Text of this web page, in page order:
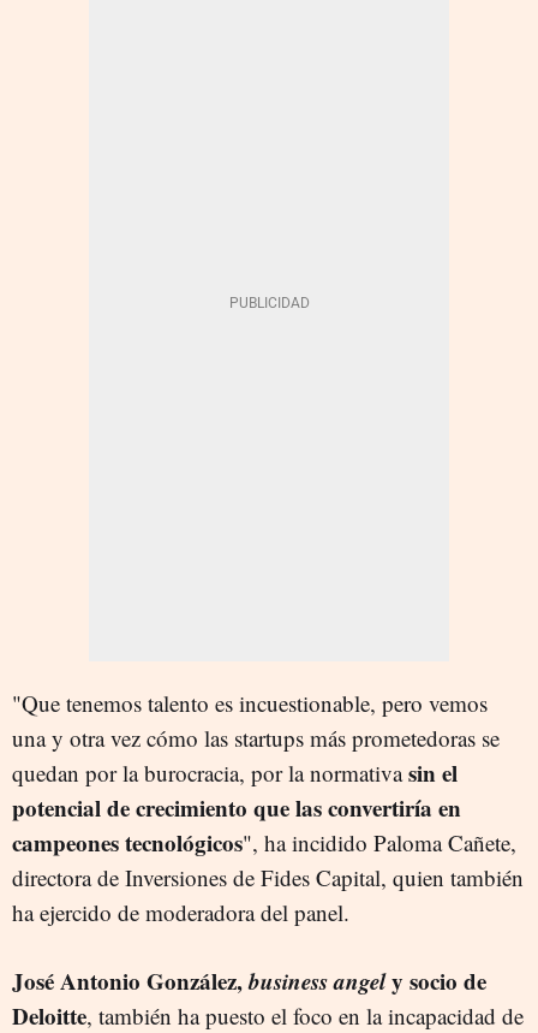
"Que tenemos talento es incuestionable, pero vemos
una y otra vez cómo las startups más prometedoras se
quedan por la burocracia, por la normativasin el
potencial de crecimiento que las convertiría en
campeones tecnológicos", ha incidido Paloma Cañete,
directora de Inversiones de Fides Capital, quien también
ha ejercido de moderadora del panel.
José Antonio González,business angely socio de
Deloitte, también ha puesto el foco en la incapacidad de